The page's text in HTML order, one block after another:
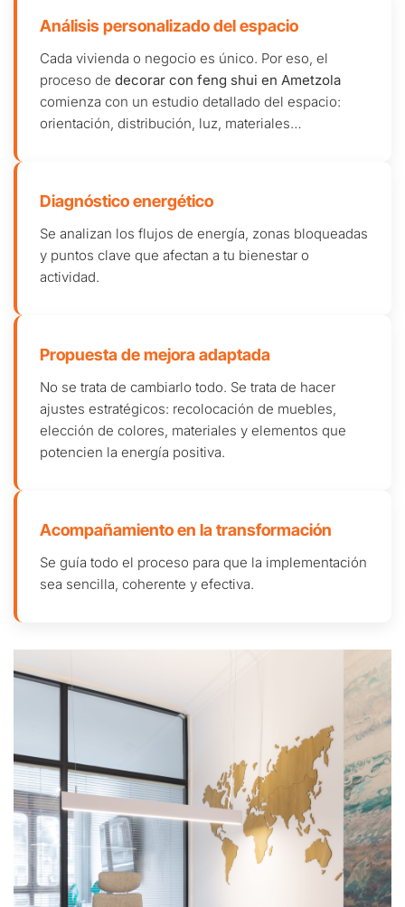
Análisis personalizado del espacio
Cada vivienda o negocio es único. Por eso, el
proceso de decorar con feng shui en Ametzola
comienza con un estudio detallado del espacio:
orientación, distribución, luz, materiales…
Diagnóstico energético
Se analizan los flujos de energía, zonas bloqueadas
y puntos clave que afectan a tu bienestar o
actividad.
Propuesta de mejora adaptada
No se trata de cambiarlo todo. Se trata de hacer
ajustes estratégicos: recolocación de muebles,
elección de colores, materiales y elementos que
potencien la energía positiva.
Acompañamiento en la transformación
Se guía todo el proceso para que la implementación
sea sencilla, coherente y efectiva.